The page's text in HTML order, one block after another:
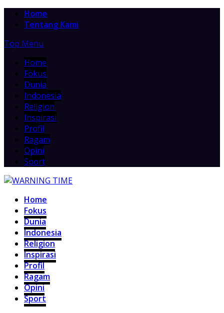
Home
Tentang Kami
Top Menu
Home
Fokus
Dunia
Indonesia
Religion
Inspirasi
Profil
Ragam
Opini
Sport
Home
Fokus
Dunia
Indonesia
Religion
Inspirasi
Profil
Ragam
Opini
Sport